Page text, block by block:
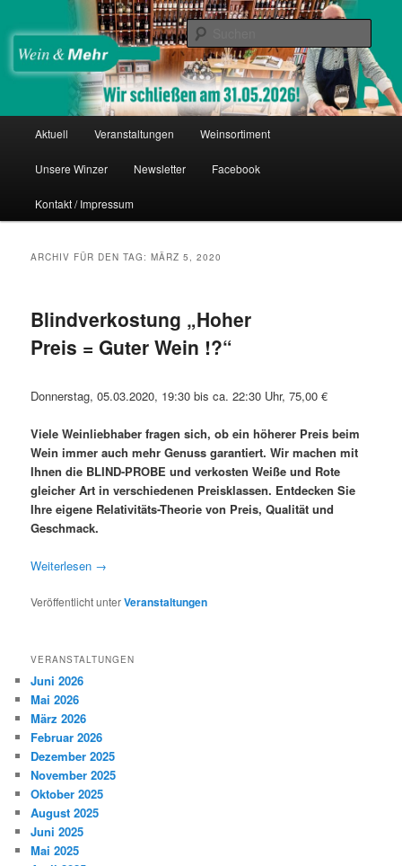
Inhalt
wechseln
sekundären
Inhalt
wechselnWein & Mehr
Thomas Nies
Aktuell Veranstaltungen Weinsortiment
Unsere Winzer Newsletter Facebook
Kontakt / Impressum
ARCHIV FÜR DEN TAG:MÄRZ 5, 2020
Blindverkostung „Hoher
Preis = Guter Wein !?“
Donnerstag, 05.03.2020, 19:30 bis ca. 22:30 Uhr, 75,00 €
Viele Weinliebhaber fragen sich, ob ein höherer Preis beim
Wein immer auch mehr Genuss garantiert. Wir machen mit
Ihnen die BLIND-PROBE und verkosten Weiße und Rote
gleicher Art in verschiedenen Preisklassen. Entdecken Sie
Ihre eigene Relativitäts-Theorie von Preis, Qualität und
Geschmack.
Weiterlesen →
Veröffentlicht unterVeranstaltungen
VERANSTALTUNGEN
Juni 2026
Mai 2026
März 2026
Februar 2026
Dezember 2025
November 2025
Oktober 2025
August 2025
Juni 2025
Mai 2025